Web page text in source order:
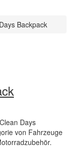
Backpack
Days
von Fahrzeuge